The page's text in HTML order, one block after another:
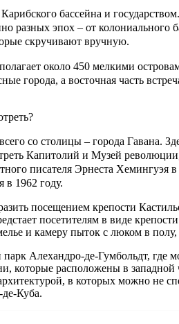
бассейна и
разных эпох – от
скручивают вручную.
около 450 мелкими
города, а восточная часть
со столицы – города Гавана.
Капитолий и Музей
писателя Эрнеста
в 1962 году.
посещением крепости
посетителям в виде
и камеру пыток с люком в
Алехандро-де-Гумбольдт, где
которые расположены в
в которых можно не
Куба.